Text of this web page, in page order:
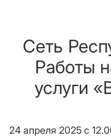
Сеть
Работы
услуги
24 апреля 2025 с